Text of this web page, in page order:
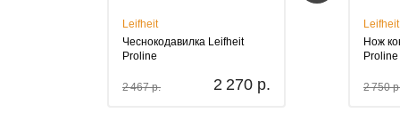
Leifheit
Чеснокодавилка Leifheit
Proline
2 467 р. 2 270 р.
Leifheit
Нож
2 750